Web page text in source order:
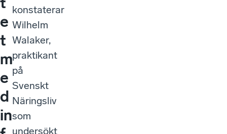
e
t
m
e
d
in
konstaterar
Wilhelm
Walaker,
praktikant
på
Svenskt
Näringsliv
som
undersökt